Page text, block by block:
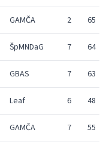
GAMČA 2 65
ŠpMNDaG 7 64
GBAS 7 63
Leaf 6 48
GAMČA 7 55